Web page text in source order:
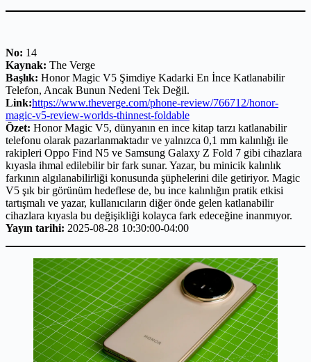
No: 14
Kaynak: The Verge
Başlık: Honor Magic V5 Şimdiye Kadarki En İnce Katlanabilir
Telefon, Ancak Bunun Nedeni Tek Değil.
Link:https://www.theverge.com/phone-review/766712/honor-
magic-v5-review-worlds-thinnest-foldable
Özet: Honor Magic V5, dünyanın en ince kitap tarzı katlanabilir
telefonu olarak pazarlanmaktadır ve yalnızca 0,1 mm kalınlığı ile
rakipleri Oppo Find N5 ve Samsung Galaxy Z Fold 7 gibi cihazlara
kıyasla ihmal edilebilir bir fark sunar. Yazar, bu minicik kalınlık
farkının algılanabilirliği konusunda şüphelerini dile getiriyor. Magic
V5 şık bir görünüm hedeflese de, bu ince kalınlığın pratik etkisi
tartışmalı ve yazar, kullanıcıların diğer önde gelen katlanabilir
cihazlara kıyasla bu değişikliği kolayca fark edeceğine inanmıyor.
Yayın tarihi: 2025-08-28 10:30:00-04:00